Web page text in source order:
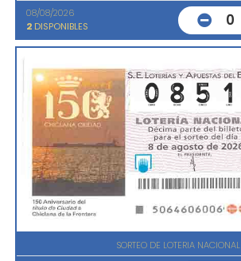
08/08/2026
2 DISPONIBLES 0
SORTEO DE LOTERIA NACIONAL